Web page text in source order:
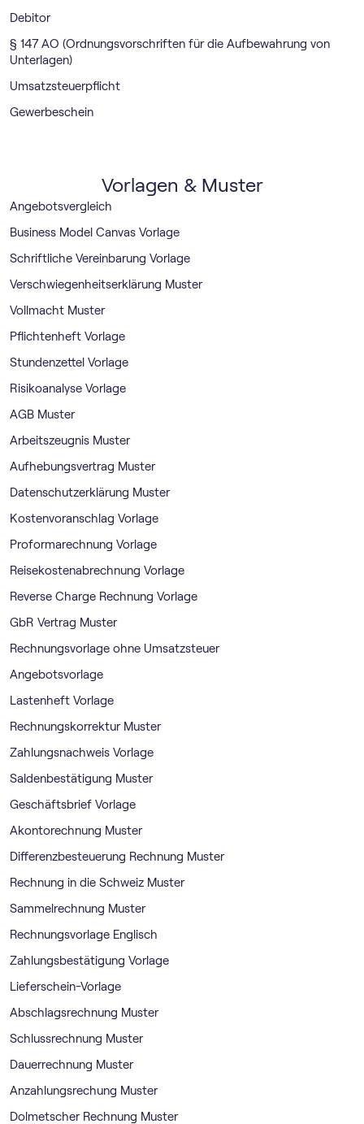
Debitor
§ 147 AO (Ordnungsvorschriften für die Aufbewahrung von
Unterlagen)
Umsatzsteuerpflicht
Gewerbeschein
Vorlagen & Muster
Angebotsvergleich
Business Model Canvas Vorlage
Schriftliche Vereinbarung Vorlage
Verschwiegenheitserklärung Muster
Vollmacht Muster
Pflichtenheft Vorlage
Stundenzettel Vorlage
Risikoanalyse Vorlage
AGB Muster
Arbeitszeugnis Muster
Aufhebungsvertrag Muster
Datenschutzerklärung Muster
Kostenvoranschlag Vorlage
Proformarechnung Vorlage
Reisekostenabrechnung Vorlage
Reverse Charge Rechnung Vorlage
GbR Vertrag Muster
Rechnungsvorlage ohne Umsatzsteuer
Angebotsvorlage
Lastenheft Vorlage
Rechnungskorrektur Muster
Zahlungsnachweis Vorlage
Saldenbestätigung Muster
Geschäftsbrief Vorlage
Akontorechnung Muster
Differenzbesteuerung Rechnung Muster
Rechnung in die Schweiz Muster
Sammelrechnung Muster
Rechnungsvorlage Englisch
Zahlungsbestätigung Vorlage
Lieferschein-Vorlage
Abschlagsrechnung Muster
Schlussrechnung Muster
Dauerrechnung Muster
Anzahlungsrechung Muster
Dolmetscher Rechnung Muster